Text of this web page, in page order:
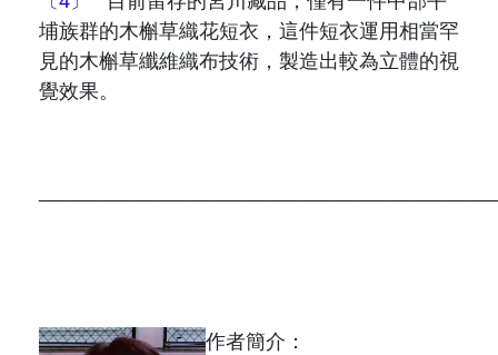
埔族群的木槲草織花短衣，這件短衣運用相當罕
見的木槲草纖維織布技術，製造出較為立體的視
覺效果。
作者簡介：